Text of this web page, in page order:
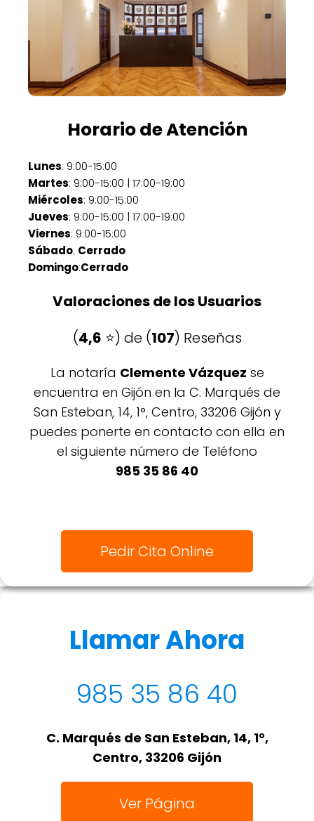
Horario de Atención
Lunes: 9:00-15:00
Martes: 9:00-15:00 | 17:00-19:00
Miércoles: 9:00-15:00
Jueves: 9:00-15:00 | 17:00-19:00
Viernes: 9:00-15:00
Sábado: Cerrado
Domingo:Cerrado
Valoraciones de los Usuarios
(4,6 ⭐️) de (107) Reseñas
La notaría Clemente Vázquez se
encuentra en Gijón en la C. Marqués de
San Esteban, 14, 1°, Centro, 33206 Gijón y
puedes ponerte en contacto con ella en
el siguiente número de Teléfono
985 35 86 40
Pedir Cita Online
Llamar Ahora
985 35 86 40
C. Marqués de San Esteban, 14, 1°,
Centro, 33206 Gijón
Ver Página